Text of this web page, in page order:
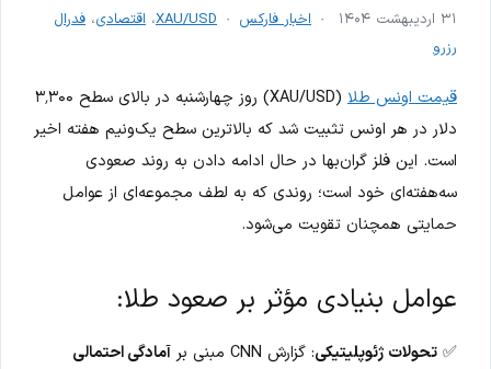
۳۱ اردیبهشت ۱۴۰۴ اخبار فارکس XAU/USD، اقتصادی، فدرال
رزرو
قیمت اونس طلا
(XAU/USD) روز چهارشنبه در بالای سطح ۳٬۳۰۰
دلار در هر اونس تثبیت شد که بالاترین سطح یک‌ونیم هفته اخیر
است. این فلز گران‌بها در حال ادامه دادن به روند صعودی
سه‌هفته‌ای خود است؛ روندی که به لطف مجموعه‌ای از عوامل
حمایتی همچنان تقویت می‌شود.
عوامل بنیادی مؤثر بر صعود طلا:
✅ تحولات ژئوپلیتیکی: گزارش CNN مبنی بر
آمادگی احتمالی